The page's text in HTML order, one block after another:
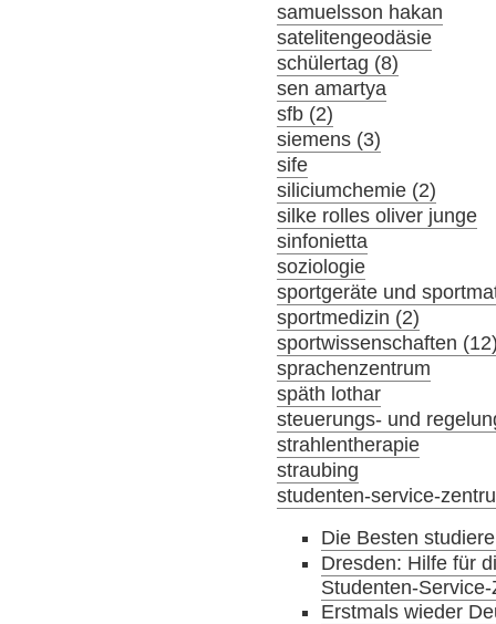
samuelsson hakan
satelitengeodäsie
schülertag (8)
sen amartya
sfb (2)
siemens (3)
sife
siliciumchemie (2)
silke rolles oliver junge
sinfonietta
soziologie
sportgeräte und
sportmedizin (2)
sportwissenschaften
sprachenzentrum
späth lothar
steuerungs- und
strahlentherapie
straubing
studenten-service-
Die Besten
Dresden: Hilfe für
Studenten-
Erstmals wieder